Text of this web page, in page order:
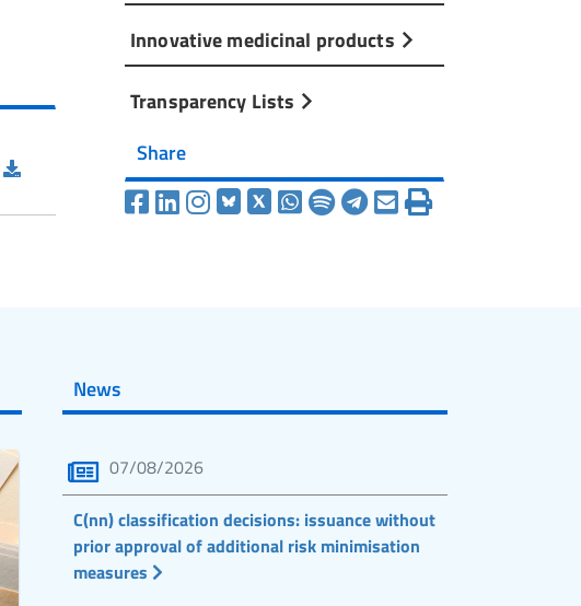
Innovative medicinal products
Transparency Lists
Share
News
07/08/2026
C(nn) classification decisions: issuance without
prior approval of additional risk minimisation
measures